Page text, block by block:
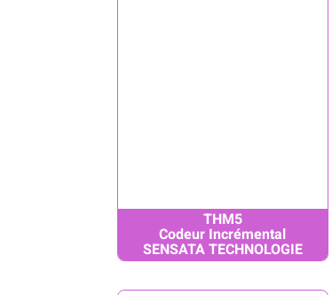
THM5
Codeur Incrémental
SENSATA TECHNOLOGIE